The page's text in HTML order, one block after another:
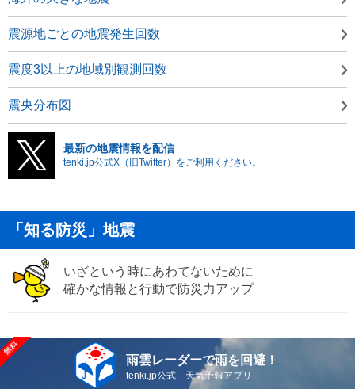
震源地ごとの地震発生回数
震度3以上の地域別観測回数
震央分布図
最新の地震情報を配信
tenki.jp公式X（旧Twitter）をご利用ください。
「知る防災」地震
いざという時にあわてないために
確かな情報と行動で防災力アップ
雨雲レーダーで雨を回避！
tenki.jp公式 天気予報アプリ